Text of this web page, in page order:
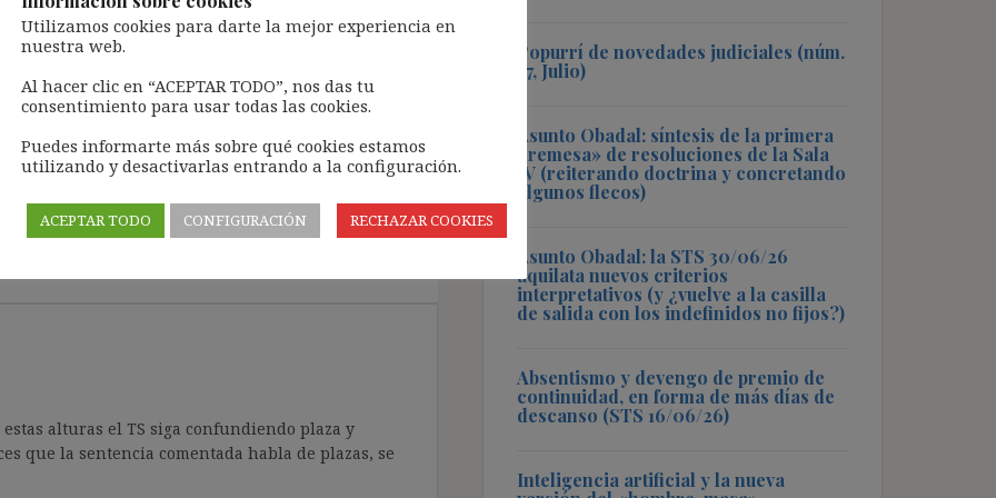
¿UN INDEFINIDO NO FIJO PUEDE SER FIJO-
no fijos tienen derecho a
a ser temporales?)
alturas el TS siga confundiendo plaza y
que la sentencia comentada habla de plazas, se
Popurrí de novedades judiciales (núm.
57, Julio)
Asunto Obadal: síntesis de la primera
«remesa» de resoluciones de la Sala
IV (reiterando doctrina y concretando
algunos flecos)
Asunto Obadal: la STS 30/06/26
aquilata nuevos criterios
interpretativos (y ¿vuelve a la casilla
de salida con los indefinidos no fijos?)
Absentismo y devengo de premio de
continuidad, en forma de más días de
descanso (STS 16/06/26)
Inteligencia artificial y la nueva
Utilizamos cookies para darte la mejor experiencia en
nuestra web.
Al hacer clic en “ACEPTAR TODO”, nos das tu
consentimiento para usar todas las cookies.
Puedes informarte más sobre qué cookies estamos
utilizando y desactivarlas entrando a la configuración.
ACEPTAR TODO CONFIGURACIÓN RECHAZAR COOKIES